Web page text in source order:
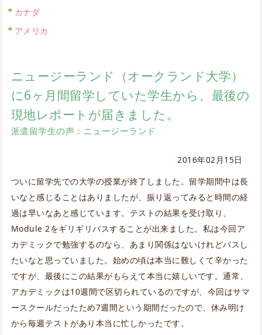
カナダ
アメリカ
ニュージーランド（オークランド大学）
に6ヶ月間留学していた学生から、最後の
現地レポートが届きました。
派遣留学生の声：ニュージーランド
2016年02月15日
ついに留学先での大学の授業が終了しました。留学期間中は長
いなと感じることはありましたが、振り返ってみると時間の経
過は早いなあと感じています。テストの結果を受け取り、
Module 2をギリギリパスすることが出来ました。私は今回ア
カデミックで勉強するのなら、あまり関係はないけれどパスし
たいなと思っていました。始めの頃は本当に難しくて辛かった
ですが、最後にこの結果がもらえて本当に嬉しいです。通常、
アカデミックは10週間で区切られているのですが、今回はサマ
ースクールだったため7週間という期間だったので、休み明け
から毎週テストがあり本当に忙しかったです。